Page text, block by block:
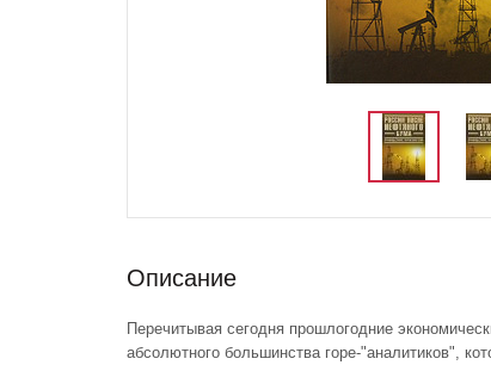
Описание
Перечитывая сегодня прошлогодние
абсолютного большинства горе-"аналитиков",